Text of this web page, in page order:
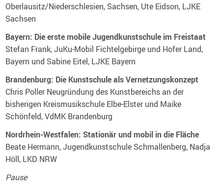
Oberlausitz/Niederschlesien, Sachsen, Ute Eidson, LJKE
Sachsen
Bayern: Die erste mobile Jugendkunstschule im Freistaat
Stefan Frank, JuKu-Mobil Fichtelgebirge und Hofer Land,
Bayern und Sabine Eitel, LJKE Bayern
Brandenburg: Die Kunstschule als Vernetzungskonzept
Chris Poller Neugründung des Kunstbereichs an der
bisherigen Kreismusikschule Elbe-Elster und Maike
Schönfeld, VdMK Brandenburg
Nordrhein-Westfalen: Stationär und mobil in die Fläche
Beate Hermann, Jugendkunstschule Schmallenberg, Nadja
Höll, LKD NRW
Pause